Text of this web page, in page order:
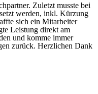
Zuletzt musste bei
werden, inkl. Kürzung
sich ein Mitarbeiter
Leistung direkt am
und komme immer
zurück. Herzlichen Dank